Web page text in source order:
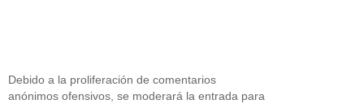
Debido a la proliferación de comentarios
anónimos ofensivos, se moderará la entrada para